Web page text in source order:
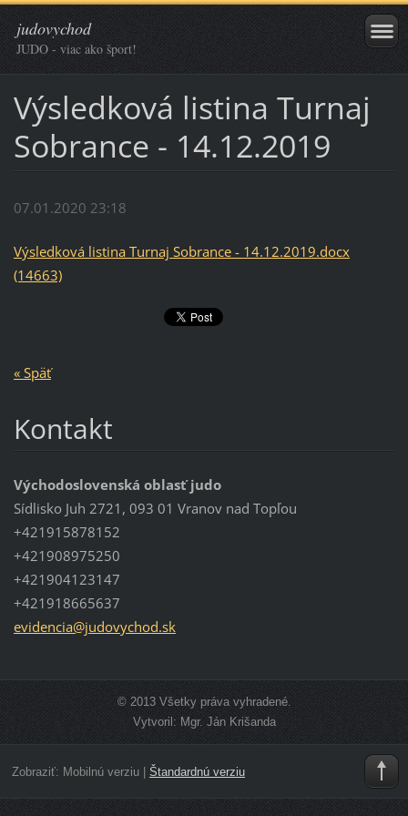
judovychod
JUDO - viac ako šport!
Výsledková listina Turnaj
Sobrance - 14.12.2019
07.01.2020 23:18
Výsledková listina Turnaj Sobrance - 14.12.2019.docx
(14663)
« Späť
Kontakt
Východoslovenská oblasť judo
Sídlisko Juh 2721, 093 01 Vranov nad Topľou
+421915878152
+421908975250
+421904123147
+421918665637
evidencia@judovychod.sk
© 2013 Všetky práva vyhradené.
Vytvoril: Mgr. Ján Krišanda
Zobraziť: Mobilnú verziu| Štandardnú verziu